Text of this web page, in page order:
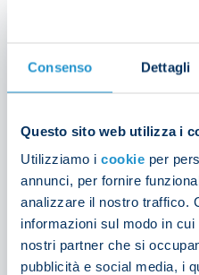
Consenso Dettagli
Questo sito web utilizza i
Utilizziamo i cookie per
annunci, per fornire
analizzare il nostro traffico.
informazioni sul modo in
nostri partner che si
pubblicità e social media, i
Kvaratskhelia